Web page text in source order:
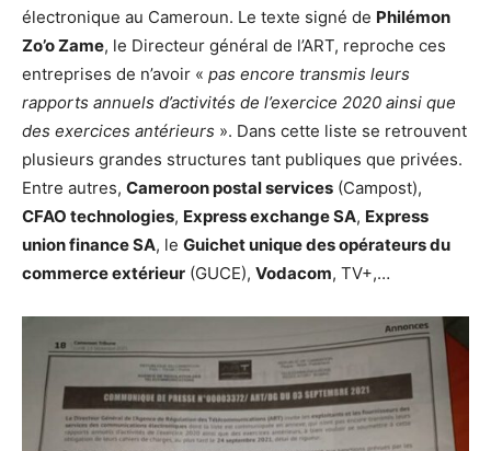
électronique au Cameroun. Le texte signé de Philémon
Zo’o Zame, le Directeur général de l’ART, reproche ces
entreprises de n’avoir « pas encore transmis leurs
rapports annuels d’activités de l’exercice 2020 ainsi que
des exercices antérieurs ». Dans cette liste se retrouvent
plusieurs grandes structures tant publiques que privées.
Entre autres, Cameroon postal services (Campost),
CFAO technologies, Express exchange SA, Express
union finance SA, le Guichet unique des opérateurs du
commerce extérieur (GUCE), Vodacom, TV+,…